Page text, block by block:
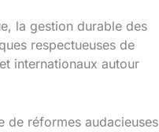
la gestion durable des
respectueuses de
internationaux autour
de réformes audacieuses